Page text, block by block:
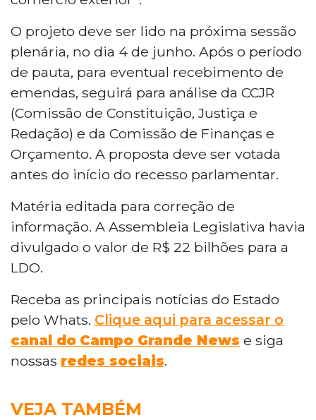
O projeto deve ser lido na próxima sessão
plenária, no dia 4 de junho. Após o período
de pauta, para eventual recebimento de
emendas, seguirá para análise da CCJR
(Comissão de Constituição, Justiça e
Redação) e da Comissão de Finanças e
Orçamento. A proposta deve ser votada
antes do início do recesso parlamentar.
Matéria editada para correção de
informação. A Assembleia Legislativa havia
divulgado o valor de R$ 22 bilhões para a
LDO.
Receba as principais notícias do Estado
pelo Whats. Clique aqui para acessar o
canal do Campo Grande News e siga
nossas redes sociais.
VEJA TAMBÉM